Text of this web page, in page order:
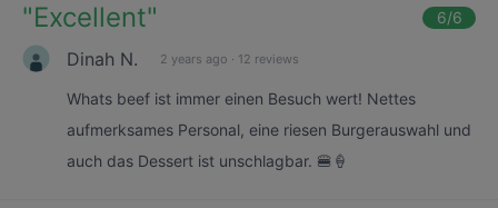
"Excellent" 6/6
Dinah N. 2 years ago · 12 reviews
Whats beef ist immer einen Besuch wert! Nettes
aufmerksames Personal, eine riesen Burgerauswahl und
auch das Dessert ist unschlagbar. 🍔🍦